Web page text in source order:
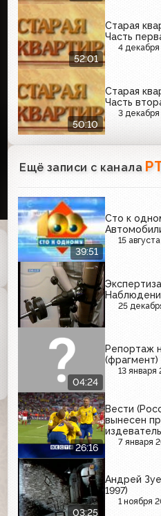
52:01
Старая
Часть
4 декабря
50:10
Старая
Часть
3
Ещё записи с канала
39:51
Сто к
15
25
04:24
Репортаж
(фрагмент)
13 января
26:16
Вести
вынесен
из7 января
03:25
Андрей
1997)
1 ноября